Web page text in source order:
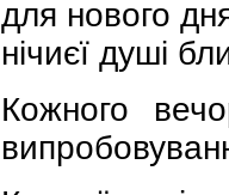
для нового
нічиєї душі
Кожного